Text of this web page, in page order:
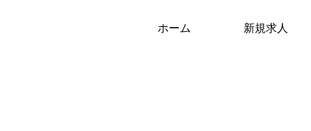
ホーム 新規求人